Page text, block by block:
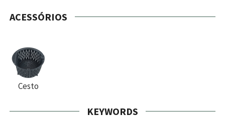
ACESSÓRIOS
Cesto
KEYWORDS